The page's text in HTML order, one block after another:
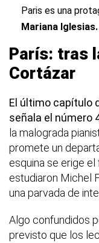
Paris es una
Mariana Iglesias.
París: tras
Cortázar
El último capítulo
señala el número
la malograda
promete un
esquina se erige
estudiaron Michel
una parvada de
Algo confundidos
previsto que los